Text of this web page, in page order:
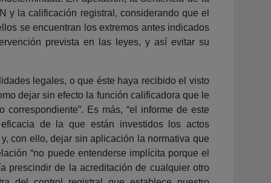
y la calificación registral, considerando que el
se encuentran los extremos antes indicados
prevista en las leyes, y así evitar su
legales, o que éste haya recibido el visto
dejar sin efecto la función calificadora que le
Es más, “el informe de este
de la que están investidos los actos
con ello, dejar sin aplicación la normativa que
“no puede entenderse implícita porque el
prescindir de la acreditación de cualquier otro